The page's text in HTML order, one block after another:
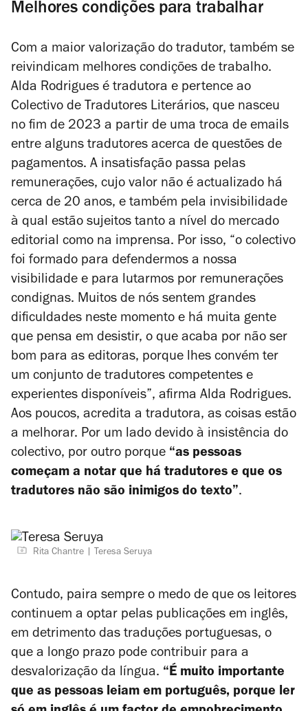
Melhores condições para trabalhar
Com a maior valorização do tradutor, também se
reivindicam melhores condições de trabalho.
Alda Rodrigues é tradutora e pertence ao
Colectivo de Tradutores Literários, que nasceu
no fim de 2023 a partir de uma troca de emails
entre alguns tradutores acerca de questões de
pagamentos. A insatisfação passa pelas
remunerações, cujo valor não é actualizado há
cerca de 20 anos, e também pela invisibilidade
à qual estão sujeitos tanto a nível do mercado
editorial como na imprensa. Por isso, “o colectivo
foi formado para defendermos a nossa
visibilidade e para lutarmos por remunerações
condignas. Muitos de nós sentem grandes
dificuldades neste momento e há muita gente
que pensa em desistir, o que acaba por não ser
bom para as editoras, porque lhes convém ter
um conjunto de tradutores competentes e
experientes disponíveis”, afirma Alda Rodrigues.
Aos poucos, acredita a tradutora, as coisas estão
a melhorar. Por um lado devido à insistência do
colectivo, por outro porque “as pessoas
começam a notar que há tradutores e que os
tradutores não são inimigos do texto”.
Rita Chantre Teresa Seruya
Contudo, paira sempre o medo de que os leitores
continuem a optar pelas publicações em inglês,
em detrimento das traduções portuguesas, o
que a longo prazo pode contribuir para a
desvalorização da língua. “É muito importante
que as pessoas leiam em português, porque ler